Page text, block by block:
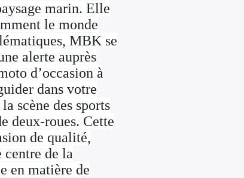
marin. Elle
le monde
MBK se
alerte auprès
d’occasion à
dans votre
scène des sports
deux-roues. Cette
de qualité,
de la
en matière de